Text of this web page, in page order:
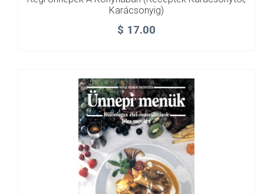
Karácsonyig)
$ 17.00